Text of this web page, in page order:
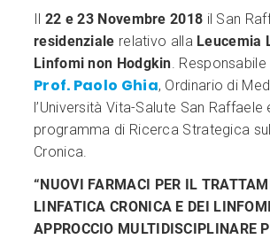
Il 22 e 23 Novembre 2018 il San
residenziale relativo alla Leucemia
Linfomi non Hodgkin.
Prof. Paolo Ghia, Ordinario di
l’Università Vita-Salute San
programma di Ricerca Strategica
Cronica.
“NUOVI FARMACI PER IL
LINFATICA CRONICA E DEI
APPROCCIO MULTIDISCIPLINARE